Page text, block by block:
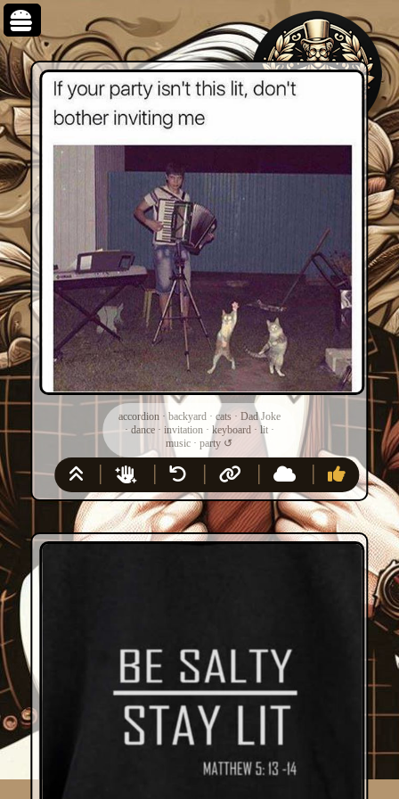
accordion· backyard· cats· Dad Joke
· dance· invitation· keyboard· lit·
music ·party ↺